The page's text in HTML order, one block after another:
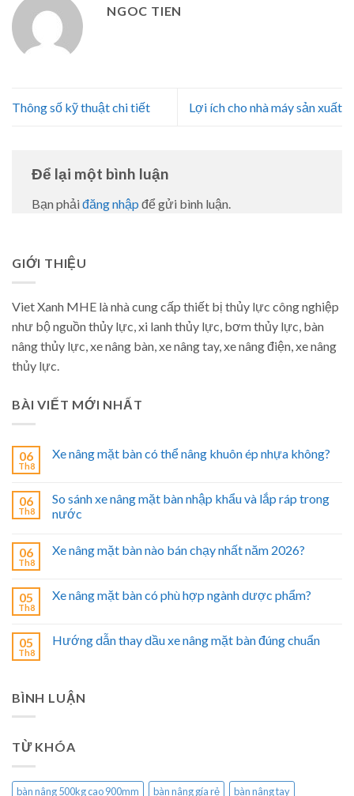
NGOC TIEN
Thông số kỹ thuật chi tiết Lợi ích cho nhà máy sản xuất
Để lại một bình luận
Bạn phải đăng nhập để gửi bình luận.
GIỚI THIỆU
Viet Xanh MHE là nhà cung cấp thiết bị thủy lực công nghiệp
như bộ nguồn thủy lực, xi lanh thủy lực, bơm thủy lực, bàn
nâng thủy lực, xe nâng bàn, xe nâng tay, xe nâng điện, xe nâng
thủy lực.
BÀI VIẾT MỚI NHẤT
06
Th8
Xe nâng mặt bàn có thể nâng khuôn ép nhựa không?
06
Th8
So sánh xe nâng mặt bàn nhập khẩu và lắp ráp trong
nước
06
Th8
Xe nâng mặt bàn nào bán chạy nhất năm 2026?
05
Th8
Xe nâng mặt bàn có phù hợp ngành dược phẩm?
05
Th8
Hướng dẫn thay dầu xe nâng mặt bàn đúng chuẩn
BÌNH LUẬN
TỪ KHÓA
bàn nâng 500kg cao 900mm bàn nâng gía rẻ bàn nâng tay